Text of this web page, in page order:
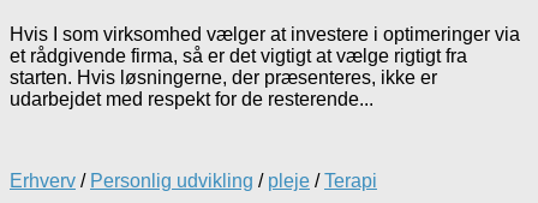
Hvis I som virksomhed vælger at investere i optimeringer via
et rådgivende firma, så er det vigtigt at vælge rigtigt fra
starten. Hvis løsningerne, der præsenteres, ikke er
udarbejdet med respekt for de resterende...
Erhverv / Personlig udvikling / pleje /Terapi